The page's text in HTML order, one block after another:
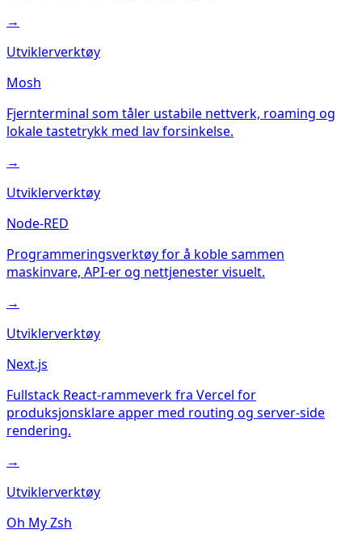
→
Utviklerverktøy
Mosh
Fjernterminal som tåler ustabile nettverk, roaming og
lokale tastetrykk med lav forsinkelse.
→
Utviklerverktøy
Node-RED
Programmeringsverktøy for å koble sammen
maskinvare, API-er og nettjenester visuelt.
→
Utviklerverktøy
Next.js
Fullstack React-rammeverk fra Vercel for
produksjonsklare apper med routing og server-side
rendering.
→
Utviklerverktøy
Oh My Zsh